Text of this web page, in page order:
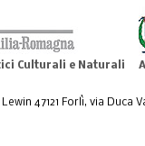
Culturali e Naturali
47121 Forlì, via Duca